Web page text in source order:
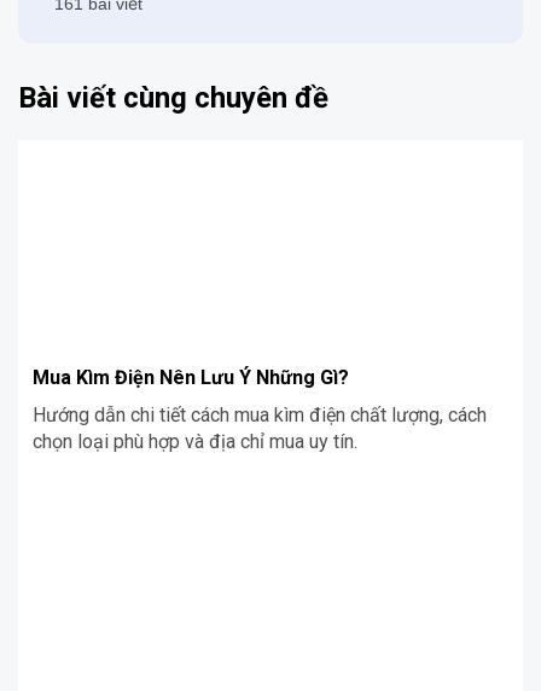
Bài viết cùng chuyên đề
Mua Kìm Điện Nên Lưu Ý Những Gì?
Hướng dẫn chi tiết cách mua kìm điện chất lượng, cách
chọn loại phù hợp và địa chỉ mua uy tín.